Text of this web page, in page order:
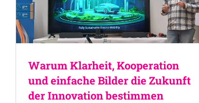
Warum Klarheit, Kooperation
und einfache Bilder die Zukunft
der Innovation bestimmen